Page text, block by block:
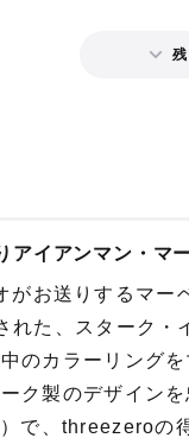
アイアンマン・マ
お送りするマー
れた、スターク
のカラーリング
ク製のデザイン
で、threezeroの